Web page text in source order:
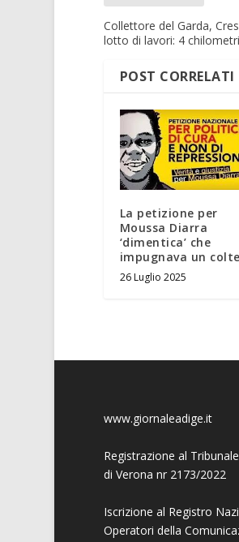
Collettore del Garda,
lotto di lavori: 4
POST CORRELATI
La petizione per
Moussa Diarra
‘dimentica’ che
impugnava un
26 Luglio 2025
www.giornaleadige.it
Registrazione al Tribunale
di Verona nr 2173/2022
Iscrizione al Registro
Operatori della